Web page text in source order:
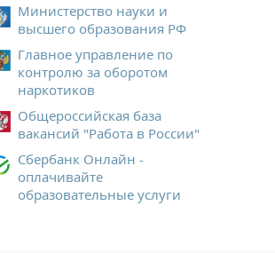
Министерство науки и
высшего образования РФ
Главное управление по
контролю за оборотом
наркотиков
Общероссийская база
вакансий "Работа в России"
Сбербанк Онлайн -
оплачивайте
образовательные услуги